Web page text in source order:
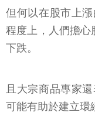
但何以在股市上
程度上，人們擔心
下跌。
且大宗商品專家
可能有助於建立環